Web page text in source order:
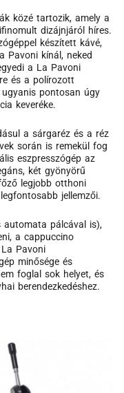
közé tartozik, amely a
dizájnjáról híres.
készített kávé,
Pavoni kínál, neked
a La Pavoni
és a polírozott
pontosan úgy
keveréke.
a sárgaréz és a réz
során is remekül fog
eszpresszógép az
két gyönyörű
legjobb otthoni
jellemzői.
automata pálcával is),
a cappuccino
Pavoni
minősége és
foglal sok helyet, és
berendezkedéshez.